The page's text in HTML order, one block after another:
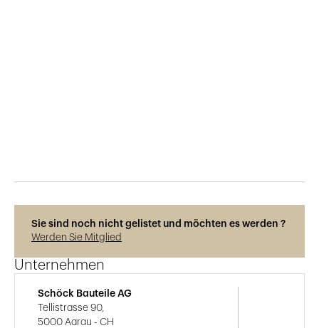
Sie sind noch nicht gelistet und möchten es werden ?
Werden Sie Mitglied
Unternehmen
Schöck Bauteile AG
Tellistrasse 90,
5000 Aarau - CH